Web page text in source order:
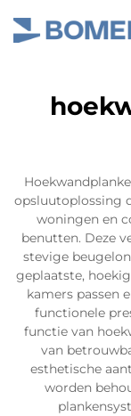
opsluutoplossing
woningen en
benutten. Deze
stevige
geplaatste,
kamers passen
functionele
functie van
van
esthetische
worden